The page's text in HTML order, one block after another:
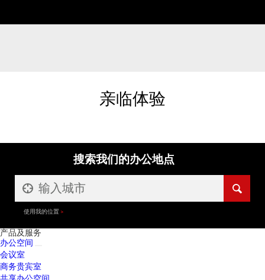
亲临体验
搜索我们的办公地点
使用我的位置
产品及服务
办公空间
会议室
商务贵宾室